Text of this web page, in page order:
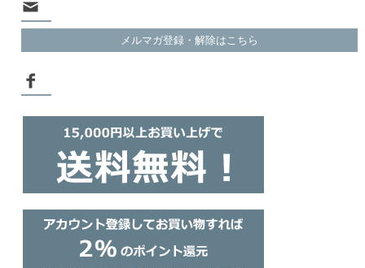
メルマガ登録・解除はこちら